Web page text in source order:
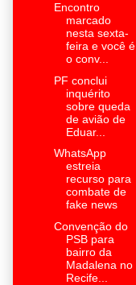
Encontro
marcado
nesta sexta-
feira e você é
o conv...
PF conclui
inquérito
sobre queda
de avião de
Eduar...
​WhatsApp
estreia
recurso para
combate de
fake news
Convenção do
PSB para
bairro da
Madalena no
Recife...